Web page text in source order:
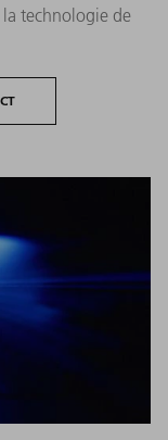
la technologie de